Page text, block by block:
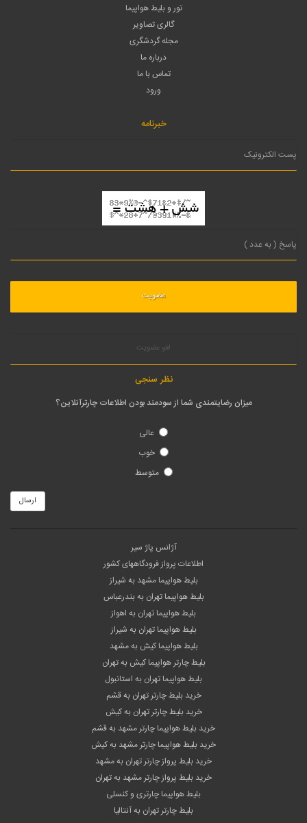
تور و بلیط هواپیما
گالری تصاویر
مجله گردشگری
درباره ما
تماس با ما
ورود
خبرنامه
لغو عضویت
نظر سنجی
میزان رضایتمندی شما از سودمند بودن اطلاعات چارترآنلاین؟
عالی
خوب
متوسط
ارسال
آژانس پاژ سیر
اطلاعات پرواز فرودگاههای کشور
بلیط هواپیما مشهد به شیراز
بلیط هواپیما تهران به بندرعباس
بلیط هواپیما تهران به اهواز
بلیط هواپیما تهران به شیراز
بلیط هواپیما کیش به مشهد
بلیط چارتر هواپیما کیش به تهران
بلیط هواپیما تهران به استانبول
خرید بلیط چارتر تهران به قشم
خرید بلیط چارتر تهران به کیش
خرید بلیط هواپیما چارتر مشهد به قشم
خرید بلیط هواپیما چارتر مشهد به کیش
خرید بلیط پرواز چارتر تهران به مشهد
خرید بلیط پرواز چارتر مشهد به تهران
بلیط هواپیما چارتری و کنسلی
بلیط چارتر تهران به آنتالیا